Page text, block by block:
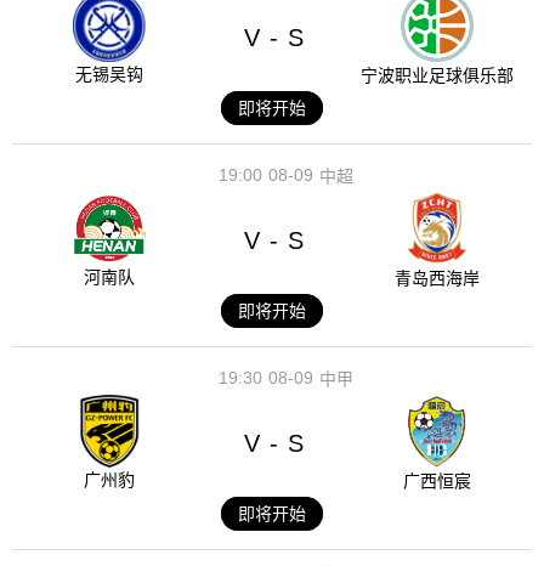
无锡吴钩
V - S
宁波职业足球俱乐部
即将开始
08-09
19:00 中超
河南队
V - S
青岛西海岸
即将开始
08-09
19:30 中甲
广州豹
V - S
广西恒宸
即将开始